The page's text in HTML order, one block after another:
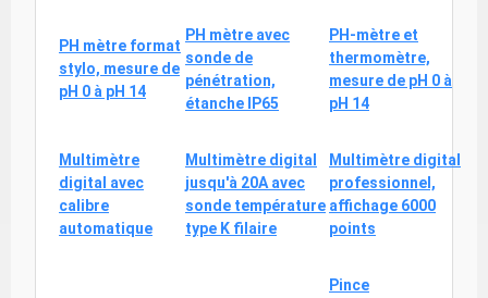
PH mètre format
stylo, mesure de
pH 0 à pH 14
PH mètre avec
sonde de
pénétration,
étanche IP65
PH-mètre et
thermomètre,
mesure de pH 0 à
pH 14
Multimètre
digital avec
calibre
automatique
Multimètre digital
jusqu'à 20A avec
sonde température
type K filaire
Multimètre digital
professionnel,
affichage 6000
points
Pince